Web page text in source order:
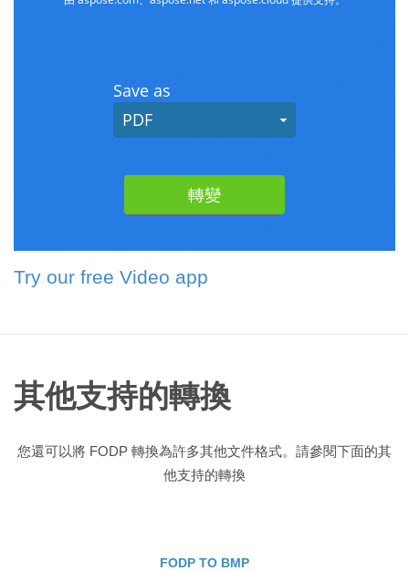
Try our free Video app
其他支持的轉換
您還可以將 FODP 轉換為許多其他文件格式。請參閱下面的其
他支持的轉換
FODP TO BMP